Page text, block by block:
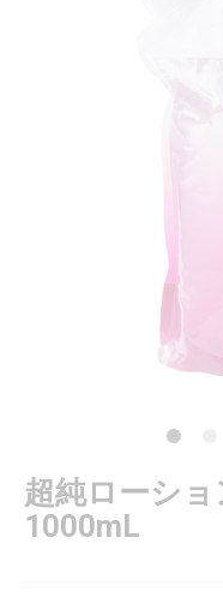
超純ローシ
1000mL